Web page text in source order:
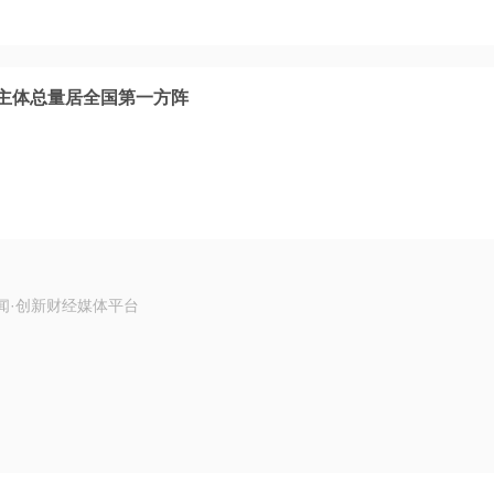
体总量居全国第一方阵
·创新财经媒体平台